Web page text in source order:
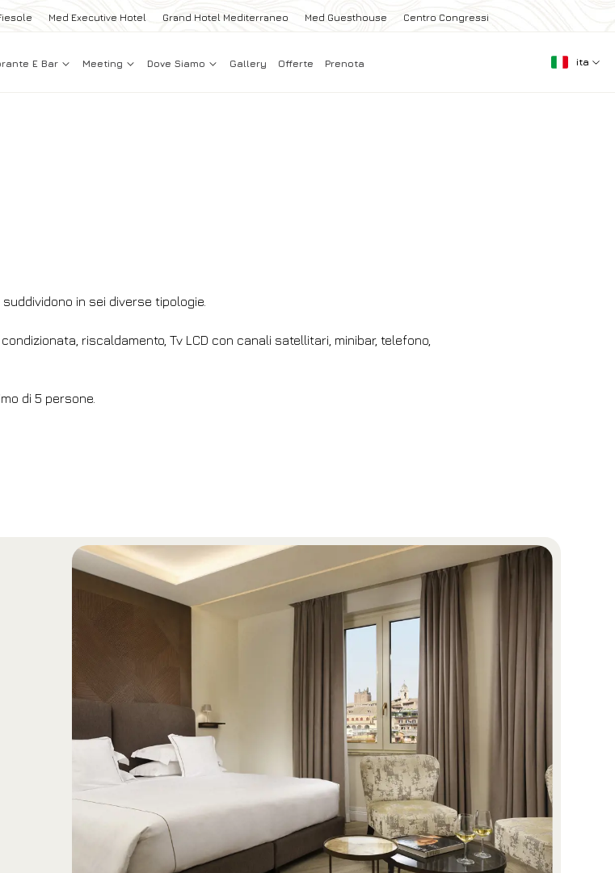
Med Executive Hotel Grand Hotel Mediterraneo Med Guesthouse Centro Congressi
E Bar Meeting Dove Siamo Gallery Offerte Prenota ita
in sei diverse tipologie.
riscaldamento, Tv LCD con canali satellitari, minibar, telefono,
di 5 persone.